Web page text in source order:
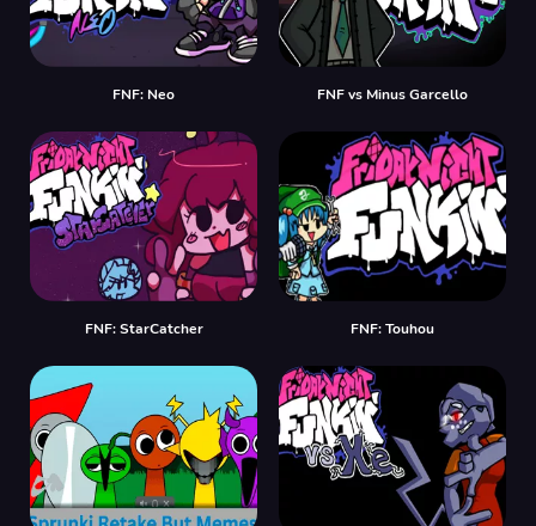
FNF: Neo FNF vs Minus Garcello
FNF: StarCatcher FNF: Touhou